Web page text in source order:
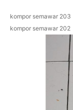
kompor semawar 203
kompor semawar 202